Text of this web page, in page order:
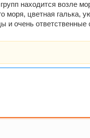
находится возле
цветная галька,
и очень